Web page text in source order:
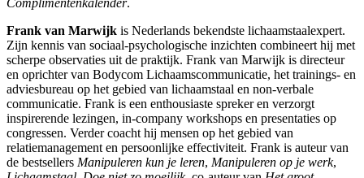
Complimentenkalender.
Frank van Marwijk is Nederlands bekendste lichaamstaalexpert.
Zijn kennis van sociaal-psychologische inzichten combineert hij met
scherpe observaties uit de praktijk. Frank van Marwijk is directeur
en oprichter van Bodycom Lichaamscommunicatie, het trainings- en
adviesbureau op het gebied van lichaamstaal en non-verbale
communicatie. Frank is een enthousiaste spreker en verzorgt
inspirerende lezingen, in-company workshops en presentaties op
congressen. Verder coacht hij mensen op het gebied van
relatiemanagement en persoonlijke effectiviteit. Frank is auteur van
de bestsellers Manipuleren kun je leren, Manipuleren op je werk,